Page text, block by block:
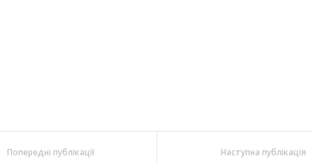
Попередні публікації Наступна публікація